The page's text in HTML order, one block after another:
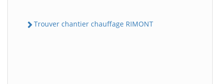
Trouver chantier chauffage RIMONT